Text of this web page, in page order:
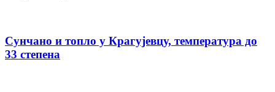
Сунчано и топло у Крагујевцу, температура до
33 степена